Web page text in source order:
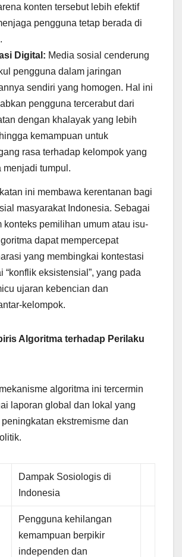
konten tersebut lebih efektif
pengguna tetap berada di
Digital: Media sosial cenderung
pengguna dalam jaringan
sendiri yang homogen. Hal ini
pengguna tercerabut dari
dengan khalayak yang lebih
kemampuan untuk
rasa terhadap kelompok yang
menjadi tumpul.
ini membawa kerentanan bagi
masyarakat Indonesia. Sebagai
konteks pemilihan umum atau isu-
dapat mempercepat
yang membingkai kontestasi
“konflik eksistensial”, yang pada
ujaran kebencian dan
kelompok.
Algoritma terhadap Perilaku
algoritma ini tercermin
laporan global dan lokal yang
ekstremisme dan
Dampak Sosiologis di
Indonesia
Pengguna kehilangan
kemampuan berpikir
independen dan